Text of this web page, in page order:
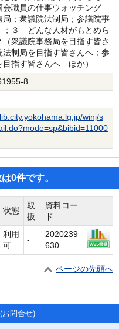
職員の仕事ウォッチング
局；衆議院法制局；参議院事
３ どんな人材がもとめら
衆議院事務局を目指す皆さ
法制局を目指す皆さんへ；参
目指す皆さんへ ほか）
8
winj/s
0件です。
状態
取
扱
資料コー
ド
利用
可
-
2020239
630
ページの先頭へ
お問合せ)